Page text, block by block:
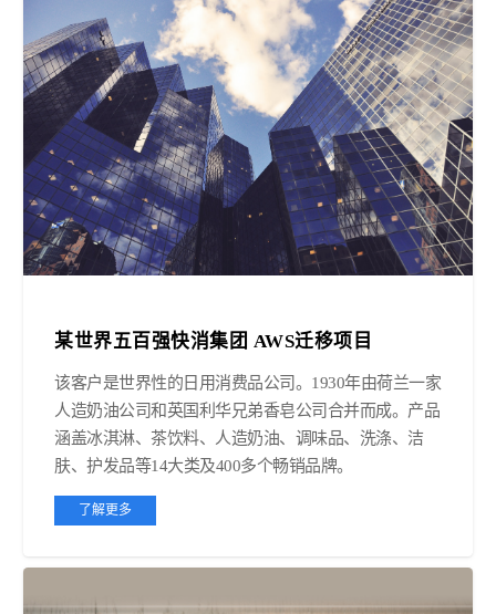
某世界五百强快消集团 AWS迁移项目
该客户是世界性的日用消费品公司。1930年由荷兰一家
人造奶油公司和英国利华兄弟香皂公司合并而成。产品
涵盖冰淇淋、茶饮料、人造奶油、调味品、洗涤、洁
肤、护发品等14大类及400多个畅销品牌。
了解更多